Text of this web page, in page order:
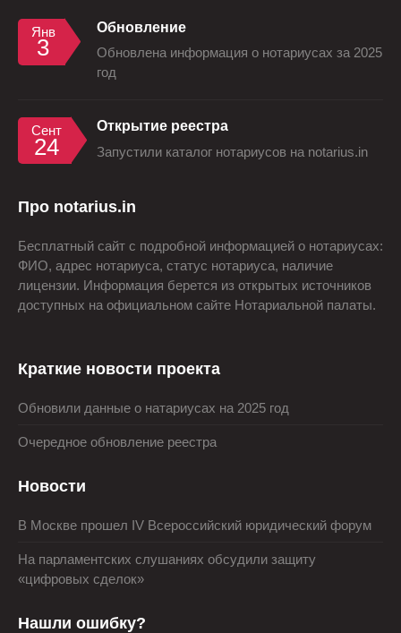
Янв
3
Обновление
Обновлена информация о нотариусах за 2025
год
Сент
24
Открытие реестра
Запустили каталог нотариусов на notarius.in
Про notarius.in
Бесплатный сайт с подробной информацией о нотариусах:
ФИО, адрес нотариуса, статус нотариуса, наличие
лицензии. Информация берется из открытых источников
доступных на официальном сайте Нотариальной палаты.
Краткие новости проекта
Обновили данные о натариусах на 2025 год
Очередное обновление реестра
Новости
В Москве прошел IV Всероссийский юридический форум
На парламентских слушаниях обсудили защиту
«цифровых сделок»
Нашли ошибку?